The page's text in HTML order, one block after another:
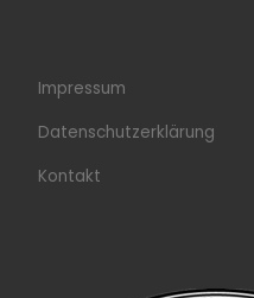
Impressum
Datenschutzerklärung
Kontakt